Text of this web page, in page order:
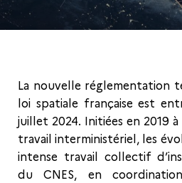
La nouvelle réglementation
loi spatiale française est
juillet 2024. Initiées en 2019
travail interministériel, les
intense travail collectif
du CNES, en